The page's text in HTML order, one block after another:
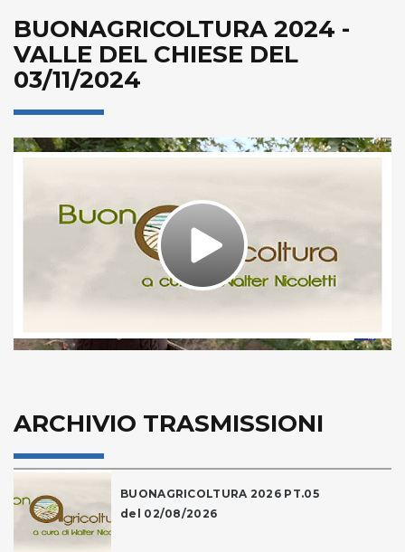
BUONAGRICOLTURA 2024 -
VALLE DEL CHIESE DEL
03/11/2024
Play
Video
ARCHIVIO TRASMISSIONI
BUONAGRICOLTURA 2026 PT.05
del 02/08/2026